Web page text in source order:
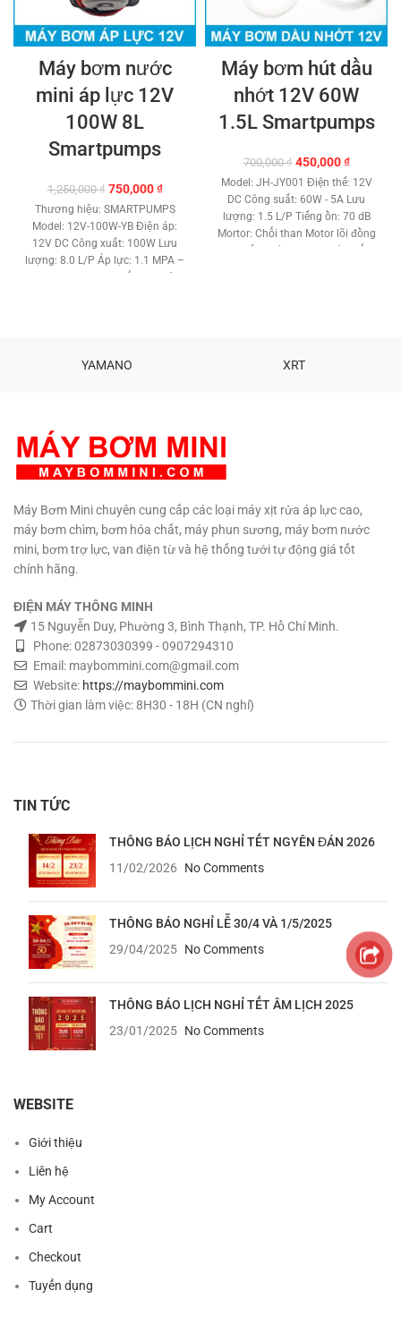
Máy bơm nước
mini áp lực 12V
100W 8L
Smartpumps
1,250,000₫ Giá
gốc
là:
1,250,000 ₫.
750,000₫Giá
hiện
tại
là:
750,000 ₫.
Thương hiệu: SMARTPUMPS
Model: 12V-100W-YB Điện áp:
12V DC Công xuất: 100W Lưu
lượng: 8.0 L/P Áp lực: 1.1 MPA –
bơm công nghệ mới chất lượng.
Đồng – Gang Kích thước: 165 x
95 x 60 mm. Trọng lượng: 1.2 kg
Hổ trợ kỹ thuật vĩnh viễn. TƯ
VẤN KỸ THUẬT – MUA HÀNG
0907294310 – 02873030399
Máy bơm hút dầu
nhớt 12V 60W
1.5L Smartpumps
700,000₫ Giá
gốc
là:
700,000 ₫.
450,000₫Giá
hiện
tại
là:
450,000
Model: JH-JY001 Điện thế: 12V
DC Công suất: 60W - 5A Lưu
lượng: 1.5 L/P Tiếng ồn: 70 dB
Mortor: Chổi than Motor lõi đồng
Ống ra 1.2m, kẹp bình, cổ dê.
TƯ VẤN KỸ THUẬT – MUA HÀNG
YAMANO XRT
Máy Bơm Mini chuyên cung cấp các loại máy xịt rửa áp lực cao,
máy bơm chìm, bơm hóa chất, máy phun sương, máy bơm nước
mini, bơm trợ lực, van điện từ và hệ thống tưới tự động giá tốt
chính hãng.
ĐIỆN MÁY THÔNG MINH
15 Nguyễn Duy, Phường 3, Bình Thạnh, TP. Hồ Chí Minh.
Phone: 02873030399 - 0907294310
Email: maybommini.com@gmail.com
Website: https://maybommini.com
Thời gian làm việc: 8H30 - 18H (CN nghỉ)
TIN TỨC
THÔNG BÁO LỊCH NGHỈ TẾT NGYÊN ĐÁN 2026
11/02/2026
No Comments
THÔNG BÁO NGHỈ LỄ 30/4 VÀ 1/5/2025
29/04/2025 No Comments
THÔNG BÁO LỊCH NGHỈ TẾT ÂM LỊCH 2025
23/01/2025 No Comments
WEBSITE
Giới thiệu
Liên hệ
My Account
Cart
Checkout
Tuyển dụng